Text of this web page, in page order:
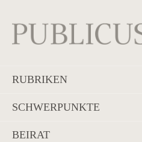
RUBRIKEN
SCHWERPUNKTE
BEIRAT